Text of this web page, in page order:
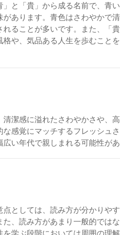
と「貴」から成る名前で、青
あります。青色はさわやかで
ることが多いです。また、「
や、気品ある人生を歩むこと
潔感に溢れたさわやかさや、
感覚にマッチするフレッシュ
い年代で親しまれる可能性があ
としては、読み方が分かりや
、読み方があまり一般的では